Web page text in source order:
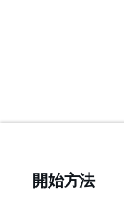
開始方法